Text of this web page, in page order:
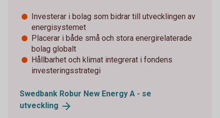
Investerar i bolag som bidrar till utvecklingen av
energisystemet
Placerar i både små och stora energirelaterade
bolag globalt
Hållbarhet och klimat integrerat i fondens
investeringsstrategi
Swedbank Robur New Energy A - se
utveckling